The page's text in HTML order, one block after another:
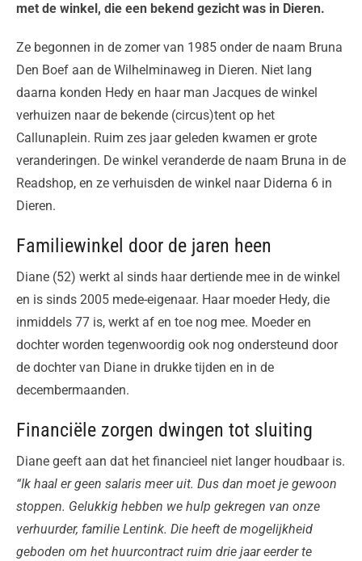
met de winkel, die een bekend gezicht was in Dieren.
Ze begonnen in de zomer van 1985 onder de naam Bruna
Den Boef aan de Wilhelminaweg in Dieren. Niet lang
daarna konden Hedy en haar man Jacques de winkel
verhuizen naar de bekende (circus)tent op het
Callunaplein. Ruim zes jaar geleden kwamen er grote
veranderingen. De winkel veranderde de naam Bruna in de
Readshop, en ze verhuisden de winkel naar Diderna 6 in
Dieren.
Familiewinkel door de jaren heen
Diane (52) werkt al sinds haar dertiende mee in de winkel
en is sinds 2005 mede-eigenaar. Haar moeder Hedy, die
inmiddels 77 is, werkt af en toe nog mee. Moeder en
dochter worden tegenwoordig ook nog ondersteund door
de dochter van Diane in drukke tijden en in de
decembermaanden.
Financiële zorgen dwingen tot sluiting
Diane geeft aan dat het financieel niet langer houdbaar is.
“Ik haal er geen salaris meer uit. Dus dan moet je gewoon
stoppen. Gelukkig hebben we hulp gekregen van onze
verhuurder, familie Lentink. Die heeft de mogelijkheid
geboden om het huurcontract ruim drie jaar eerder te